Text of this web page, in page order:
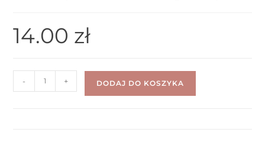
14.00 zł
- + DODAJ DO KOSZYKA